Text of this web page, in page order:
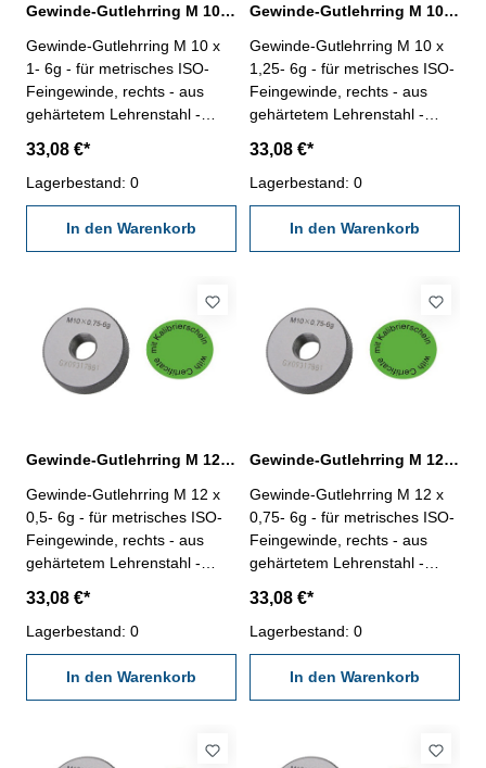
Gewinde-Gutlehrring M 10 x 1- 6g DIN 13
Gewinde-Gutlehrring M 10 x
1- 6g - für metrisches ISO-
Feingewinde, rechts - aus
gehärtetem Lehrenstahl -
Kalibrierschein nach
VDI/VDE/DGQ 2618/4.8
Abmessung: M 10 x 1
33,08 €*
Lagerbestand: 0
In den Warenkorb
Gewinde-Gutlehrring M 10 x 1,25- 6g DIN 13
Gewinde-Gutlehrring M 10 x
1,25- 6g - für metrisches ISO-
Feingewinde, rechts - aus
gehärtetem Lehrenstahl -
Kalibrierschein nach
VDI/VDE/DGQ 2618/4.8
Abmessung: M 10 x 1,25
33,08 €*
Lagerbestand: 0
In den Warenkorb
Gewinde-Gutlehrring M 12 x 0,5- 6g DIN 13
Gewinde-Gutlehrring M 12 x
0,5- 6g - für metrisches ISO-
Feingewinde, rechts - aus
gehärtetem Lehrenstahl -
Kalibrierschein nach
VDI/VDE/DGQ 2618/4.8
Abmessung: M 12 x 0,5
33,08 €*
Lagerbestand: 0
In den Warenkorb
Gewinde-Gutlehrring M 12 x 0,75- 6g DIN 13
Gewinde-Gutlehrring M 12 x
0,75- 6g - für metrisches ISO-
Feingewinde, rechts - aus
gehärtetem Lehrenstahl -
Kalibrierschein nach
VDI/VDE/DGQ 2618/4.8
Abmessung: M 12 x 0,75
33,08 €*
Lagerbestand: 0
In den Warenkorb